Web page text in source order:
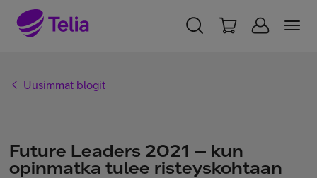
Uusimmat blogit
Future Leaders 2021 – kun
opinmatka tulee risteyskohtaan